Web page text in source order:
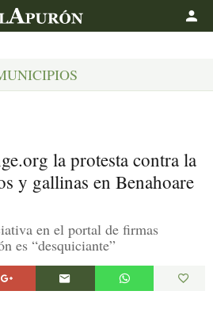
la protesta contra la
y gallinas en Benahoare
en el portal de firmas
es “desquiciante”